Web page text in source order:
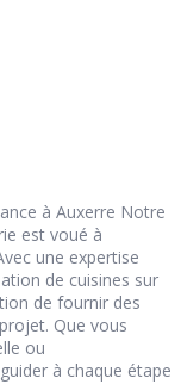
à Auxerre Notre
est voué à
une expertise
de cuisines sur
de fournir des
Que vous
ou
à chaque étape